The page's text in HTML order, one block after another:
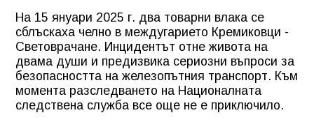
На 15 януари 2025 г. два товарни влака се
сблъскаха челно в междугарието Кремиковци -
Световрачане. Инцидентът отне живота на
двама души и предизвика сериозни въпроси за
безопасността на железопътния транспорт. Към
момента разследването на Националната
следствена служба все още не е приключило.